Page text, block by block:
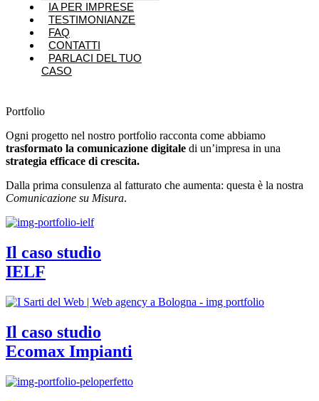
IA PER IMPRESE
TESTIMONIANZE
FAQ
CONTATTI
PARLACI DEL TUO
CASO
Portfolio
Ogni progetto nel nostro portfolio racconta come abbiamo
trasformato la comunicazione digitale di un’impresa in una
strategia efficace di crescita.
Dalla prima consulenza al fatturato che aumenta: questa è la nostra
Comunicazione su Misura.
Il caso studio
IELF
Il caso studio
Ecomax Impianti